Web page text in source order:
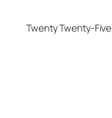
Twenty Twenty-Five